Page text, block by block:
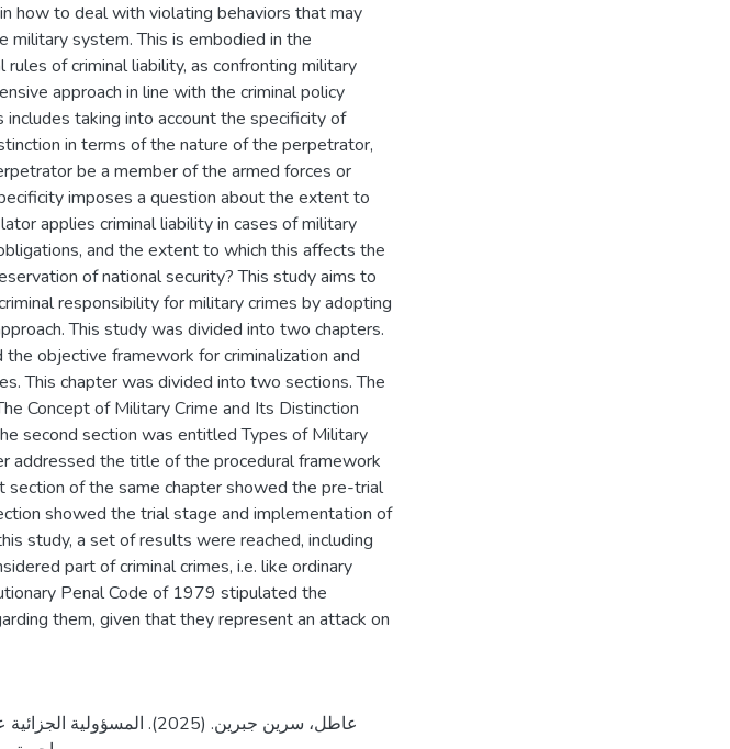
how to deal with violating behaviors that may
system. This is embodied in the
of criminal liability, as confronting military
approach in line with the criminal policy
taking into account the specificity of
in terms of the nature of the perpetrator,
be a member of the armed forces or
imposes a question about the extent to
applies criminal liability in cases of military
and the extent to which this affects the
of national security? This study aims to
responsibility for military crimes by adopting
This study was divided into two chapters.
objective framework for criminalization and
This chapter was divided into two sections. The
Concept of Military Crime and Its Distinction
second section was entitled Types of Military
addressed the title of the procedural framework
section of the same chapter showed the pre-trial
showed the trial stage and implementation of
study, a set of results were reached, including
part of criminal crimes, i.e. like ordinary
Penal Code of 1979 stipulated the
them, given that they represent an attack on
عاطل، سرين جبرين. (2025).